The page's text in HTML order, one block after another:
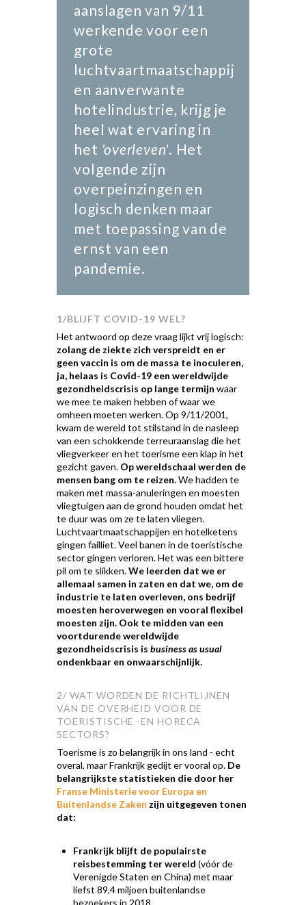
aanslagen van 9/11
werkende voor een
grote
luchtvaartmaatschappij
en aanverwante
hotelindustrie, krijg je
heel wat ervaring in
het 'overleven'. Het
volgende zijn
overpeinzingen en
logisch denken maar
met toepassing van de
ernst van een
pandemie.
1/BLIJFT COVID-19 WEL?
Het antwoord op deze vraag lijkt vrij logisch:
zolang de ziekte zich verspreidt en er
geen vaccin is om de massa te inoculeren,
ja, helaas is Covid-19 een wereldwijde
gezondheidscrisis op lange termijn waar
we mee te maken hebben of waar we
omheen moeten werken. Op 9/11/2001,
kwam de wereld tot stilstand in de nasleep
van een schokkende terreuraanslag die het
vliegverkeer en het toerisme een klap in het
gezicht gaven. Op wereldschaal werden de
mensen bang om te reizen.We hadden te
maken met massa-anuleringen en moesten
vliegtuigen aan de grond houden omdat het
te duur was om ze te laten vliegen.
Luchtvaartmaatschappijen en hotelketens
gingen failliet. Veel banen in de toeristische
sector gingen verloren. Het was een bittere
pil om te slikken.We leerden dat we er
allemaal samen in zaten en dat we, om de
industrie te laten overleven, ons bedrijf
moesten heroverwegen en vooral flexibel
moesten zijn. Ook te midden van een
voortdurende wereldwijde
gezondheidscrisis isbusiness as usual
ondenkbaar en onwaarschijnlijk.
2/ WAT WORDEN DE RICHTLIJNEN
VAN DE OVERHEID VOOR DE
TOERISTISCHE -EN HORECA
SECTORS?
Toerisme is zo belangrijk in ons land - echt
overal, maar Frankrijk gedijt er vooral op. De
belangrijkste statistieken die door her
Franse Ministerie voor Europa en
Buitenlandse Zaken zijn uitgegeven tonen
dat:
Frankrijk blijft de populairste
reisbestemming ter wereld (vóór de
Verenigde Staten en China) met maar
liefst 89,4 miljoen buitenlandse